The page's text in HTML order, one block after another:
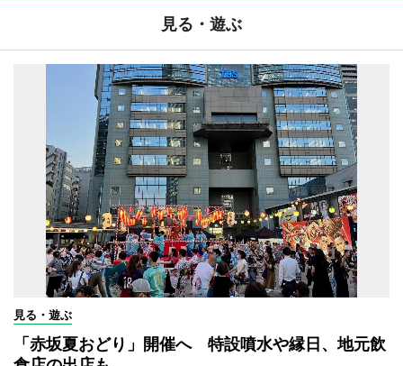
見る・遊ぶ
見る・遊ぶ
「赤坂夏おどり」開催へ 特設噴水や縁日、地元飲